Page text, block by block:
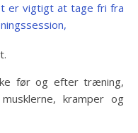
er vigtigt at tage fri fra
før og efter træning,
kramper og